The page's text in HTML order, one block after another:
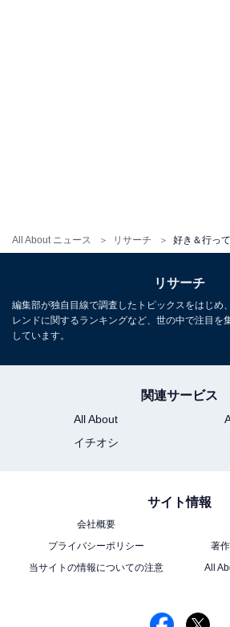
All About ニュース リサーチ
リサーチ
編集部が独自目線で調査したトピックスをはじめ
レンドに関するランキングなど、世の中で注目を
しています。
関連サービス
All About
イチオシ
サイト情報
会社概要
プライバシーポリシー
著
当サイトの情報についての注意
All